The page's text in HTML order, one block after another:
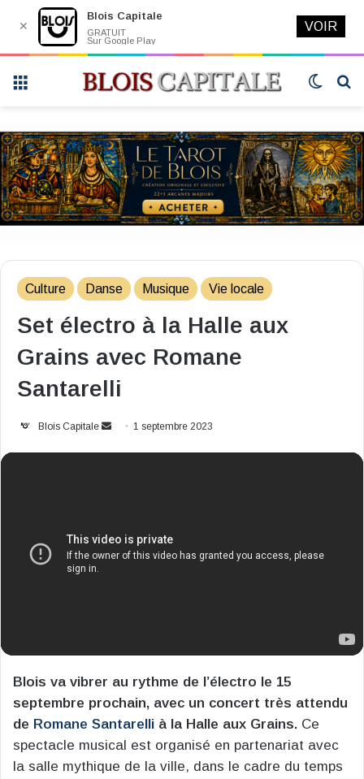
Switch
Culture Danse Musique Vie locale
Set électro à la Halle aux
Grains avec Romane
Santarelli
Blois Capitale
Envoyer1 septembre 2023
Blois va vibrer au rythme de l’électro le 15
septembre prochain, avec un concert très attendu
de Romane Santarelli à la Halle aux Grains. Ce
spectacle musical est organisé en partenariat avec
la salle mythique de la ville, dans le cadre du temps
✕
Blois Capitale
GRATUIT
Sur Google Play
VOIR